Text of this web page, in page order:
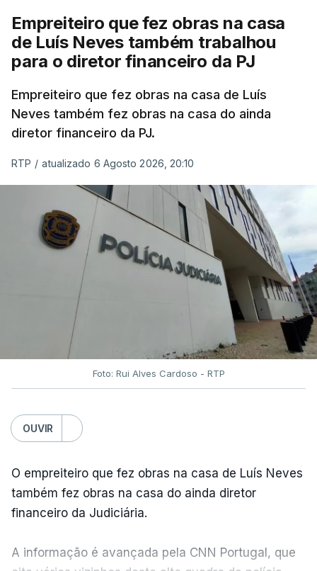
Empreiteiro que fez obras na casa
de Luís Neves também trabalhou
para o diretor financeiro da PJ
Empreiteiro que fez obras na casa de Luís
Neves também fez obras na casa do ainda
diretor financeiro da PJ.
RTP / atualizado 6 Agosto 2026, 20:10
Foto: Rui Alves Cardoso - RTP
OUVIR
O empreiteiro que fez obras na casa de Luís Neves
também fez obras na casa do ainda diretor
financeiro da Judiciária.
A informação é avançada pela CNN Portugal, que